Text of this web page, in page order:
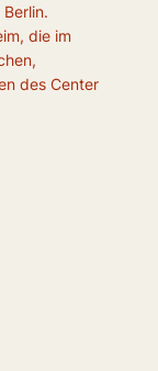
die im
des Center